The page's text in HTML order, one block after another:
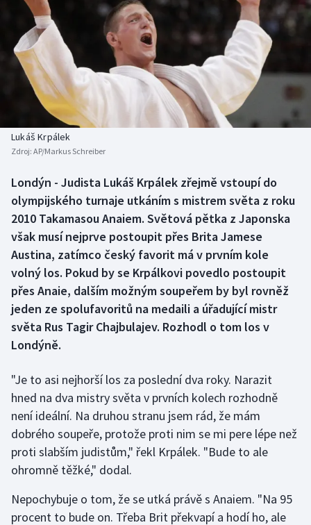
DALŠÍ SPORTY
Americký fotbal
Baseball a softbal
Basketbal
Biatlon
Boby a skeleton
Box
Curling
Dostihy
Florbal
Golf
Gymnastika
Házená
NEPŘEHLÉDNĚTE
Soutěže
Historické návraty
Aplikace ČT sport
AZ kvíz
Lukáš Krpálek
Zdroj: AP/Markus Schreiber
Londýn - Judista Lukáš Krpálek zřejmě vstoupí do
olympijského turnaje utkáním s mistrem světa z roku
2010 Takamasou Anaiem. Světová pětka z Japonska
však musí nejprve postoupit přes Brita Jamese
Austina, zatímco český favorit má v prvním kole
volný los. Pokud by se Krpálkovi povedlo postoupit
přes Anaie, dalším možným soupeřem by byl rovněž
jeden ze spolufavoritů na medaili a úřadující mistr
světa Rus Tagir Chajbulajev. Rozhodl o tom los v
Londýně.
"Je to asi nejhorší los za poslední dva roky. Narazit
hned na dva mistry světa v prvních kolech rozhodně
není ideální. Na druhou stranu jsem rád, že mám
dobrého soupeře, protože proti nim se mi pere lépe než
proti slabším judistům," řekl Krpálek. "Bude to ale
ohromně těžké," dodal.
Nepochybuje o tom, že se utká právě s Anaiem. "Na 95
procent to bude on. Třeba Brit překvapí a hodí ho, ale